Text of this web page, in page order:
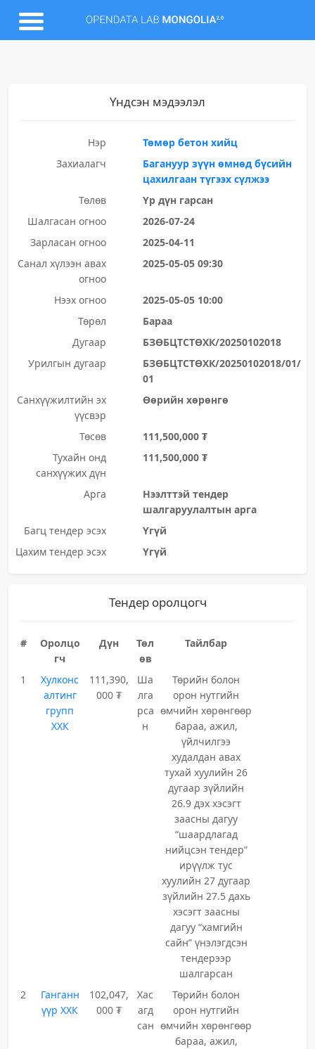
Үндсэн мэдээлэл
Нэр
Төмөр бетон хийц
Захиалагч
Багануур зүүн өмнөд бүсийн
цахилгаан түгээх сүлжээ
Төлөв
Үр дүн гарсан
Шалгасан огноо
2026-07-24
Зарласан огноо
2025-04-11
Санал хүлээн авах
огноо
2025-05-05 09:30
Нээх огноо
2025-05-05 10:00
Төрөл
Бараа
Дугаар
БЗӨБЦТСТӨХК/20250102018
Урилгын дугаар
БЗӨБЦТСТӨХК/20250102018/01/
01
Санхүүжилтийн эх
үүсвэр
Өөрийн хөрөнгө
Төсөв
111,500,000 ₮
Тухайн онд
санхүүжих дүн
111,500,000 ₮
Арга
Нээлттэй тендер
шалгаруулалтын арга
Багц тендер эсэх
Үгүй
Цахим тендер эсэх
Үгүй
Тендер оролцогч
#
Оролцо
гч
Дүн
Төл
өв
Тайлбар
1
Хулконс
алтинг
групп
ХХК
111,390,
000 ₮
Ша
лга
рса
н
Төрийн болон
орон нутгийн
өмчийн хөрөнгөөр
бараа, ажил,
үйлчилгээ
худалдан авах
тухай хуулийн 26
дугаар зүйлийн
26.9 дэх хэсэгт
заасны дагуу
“шаардлагад
нийцсэн тендер”
ирүүлж тус
хуулийн 27 дугаар
зүйлийн 27.5 дахь
хэсэгт заасны
дагуу “хамгийн
сайн” үнэлэгдсэн
тендерээр
шалгарсан
2
Ганганн
үүр ХХК
102,047,
000 ₮
Хас
агд
сан
Төрийн болон
орон нутгийн
өмчийн хөрөнгөөр
бараа, ажил,